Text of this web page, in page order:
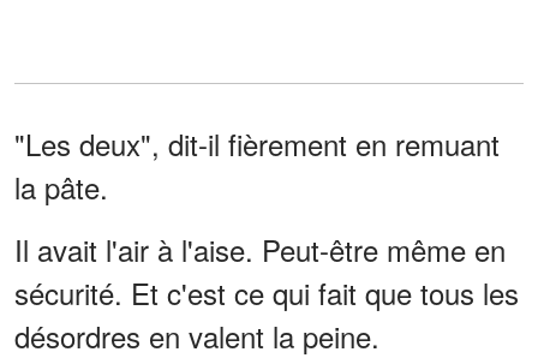
"Les deux", dit-il fièrement en remuant
la pâte.
Il avait l'air à l'aise. Peut-être même en
sécurité. Et c'est ce qui fait que tous les
désordres en valent la peine.